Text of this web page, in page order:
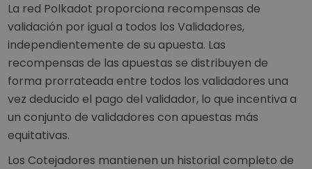
La red Polkadot proporciona recompensas de
validación por igual a todos los Validadores,
independientemente de su apuesta. Las
recompensas de las apuestas se distribuyen de
forma prorrateada entre todos los validadores una
vez deducido el pago del validador, lo que incentiva a
un conjunto de validadores con apuestas más
equitativas.
Los Cotejadores mantienen un historial completo de